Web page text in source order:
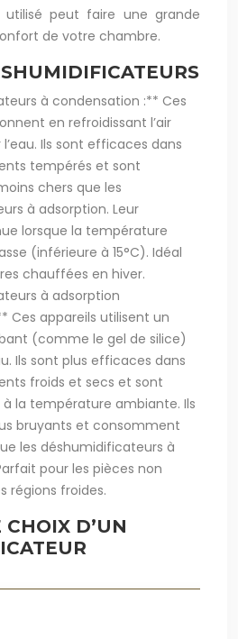
peut faire une grande
de votre chambre.
à condensation :** Ces
en refroidissant l’air
Ils sont efficaces dans
tempérés et sont
chers que les
à adsorption. Leur
lorsque la température
(inférieure à 15°C). Idéal
chauffées en hiver.
à adsorption
Ces appareils utilisent un
(comme le gel de silice)
Ils sont plus efficaces dans
froids et secs et sont
à la température ambiante. Ils
bruyants et consomment
les déshumidificateurs à
pour les pièces non
régions froides.
CHOIX D’UN